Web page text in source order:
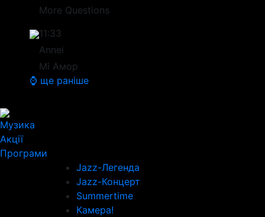
More Questions
11:33
Annei
Мі Амор
⌚ ще раніше
Музика
Акції
Програми
Jazz-Легенда
Jazz-Концерт
Summertime
Камера!